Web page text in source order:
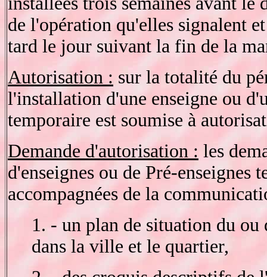
de l'opération qu'elles signalent
tard le jour suivant la fin de la
Autorisation : sur la totalité du
l'installation d'une enseigne ou
temporaire est soumise à
Demande d'autorisation : les
d'enseignes ou de Pré-enseignes
accompagnées de la
1. - un plan de situation du
dans la ville et le quartier,